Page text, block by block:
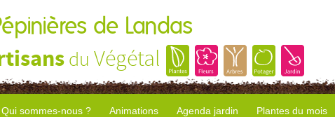
de Landas
du Végétal
Qui sommes-nous ? Animations Agenda jardin Plantes du mois